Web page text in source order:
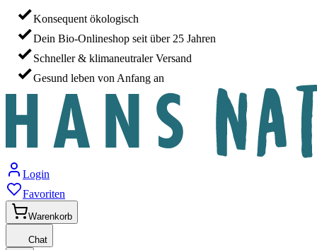
Konsequent ökologisch
Dein Bio-Onlineshop seit über 25 Jahren
Schneller & klimaneutraler Versand
Gesund leben von Anfang an
Login
Favoriten
Warenkorb
Chat